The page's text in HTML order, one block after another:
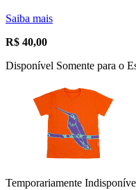
Saiba mais
R$ 40,00
Disponível Somente para o
Temporariamente